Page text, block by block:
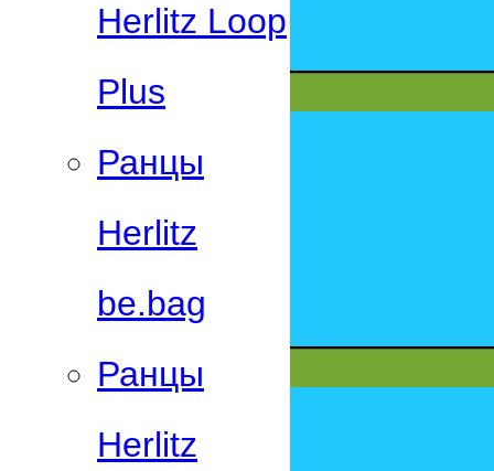
Herlitz Loop
Plus
Ранцы
Herlitz
be.bag
Ранцы
Herlitz